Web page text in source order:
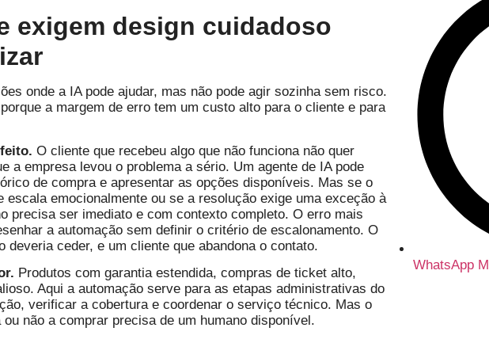
exigem design cuidadoso
onde a IA pode ajudar, mas não pode agir sozinha sem risco.
a margem de erro tem um custo alto para o cliente e para
O cliente que recebeu algo que não funciona não quer
a empresa levou o problema a sério. Um agente de IA pode
de compra e apresentar as opções disponíveis. Mas se o
emocionalmente ou se a resolução exige uma exceção à
precisa ser imediato e com contexto completo. O erro mais
a automação sem definir o critério de escalonamento. O
deveria ceder, e um cliente que abandona o contato.
Produtos com garantia estendida, compras de ticket alto,
Aqui a automação serve para as etapas administrativas do
verificar a cobertura e coordenar o serviço técnico. Mas o
não a comprar precisa de um humano disponível.
WhatsApp